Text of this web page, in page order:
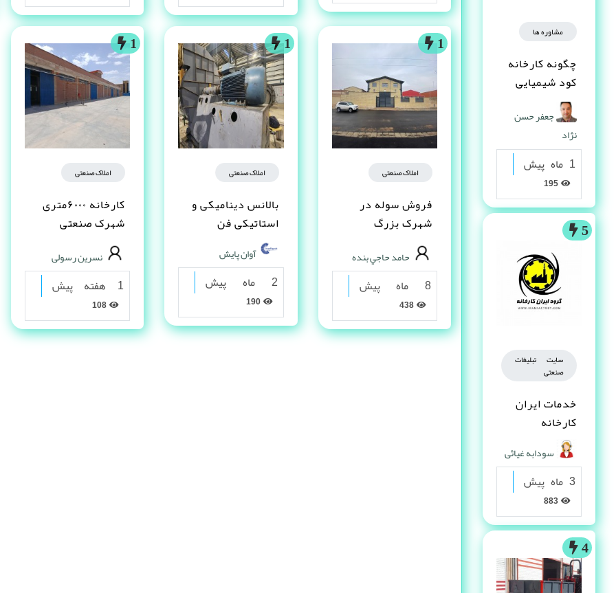
مشاوره ها
چگونه کارخانه
کود شیمیایی
تاسیس کنم ؟
جعفر حسن
نژاد
1 ماه پیش
5
سایت تبلیغات
صنعتی
خدمات ایران
کارخانه
سودابه غیاثی
3 ماه پیش
4
1
املاک صنعتی
فروش سوله در
شهرک بزرگ
اصفهان فاز یک
حامد حاجي بنده
8 ماه پیش
1
املاک صنعتی
بالانس دینامیکی و
استاتیکی فن
آوان پایش
2 ماه پیش
190
1
املاک صنعتی
کارخانه ۶۰۰۰متری
شهرک صنعتی
شکوهیه قم
نسرین رسولی
1 هفته پیش